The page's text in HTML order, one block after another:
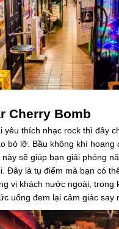
Cherry Bomb
yêu thích nhạc rock thì đây
bỏ lỡ. Bầu không khí hoang
này sẽ giúp bạn giải phóng
Đây là tụ điểm mà bạn có
vị khách nước ngoài, trong
uống đem lại cảm giác say